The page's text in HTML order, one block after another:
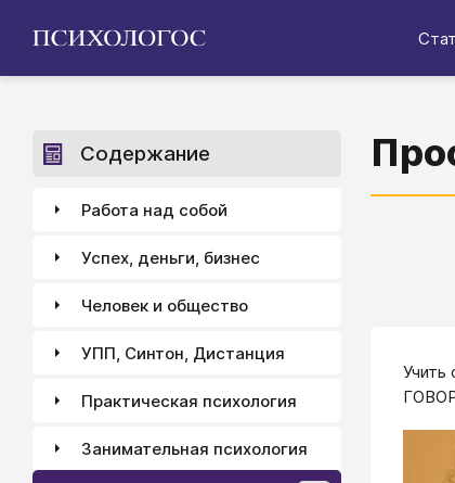
​Учить
Содержание
Работа над собой
Успех, деньги, бизнес
Человек и общество
УПП, Синтон, Дистанция
Практическая психология
Занимательная психология